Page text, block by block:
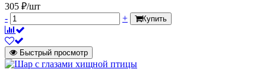
305 ₽/шт
-
+ Купить
Быстрый просмотр